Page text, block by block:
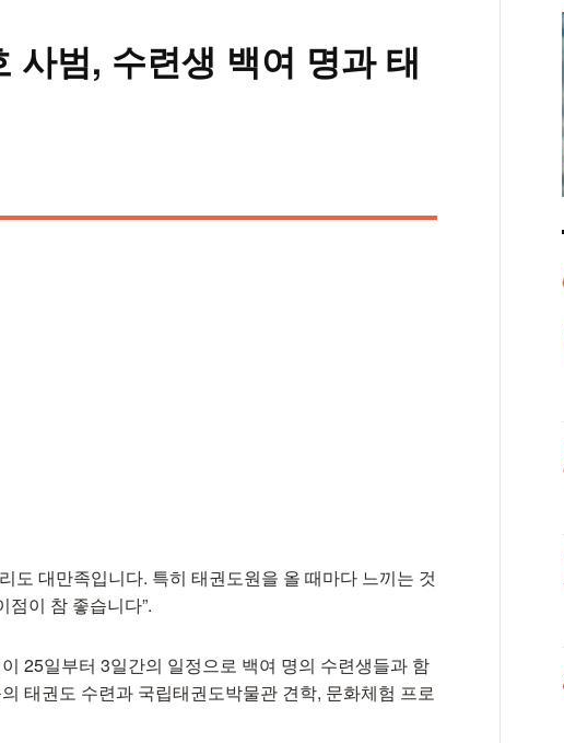
사범, 수련생 백여 명과 태
도 대만족입니다. 특히 태권도원을 올 때마다 느끼는 것
점이 참 좋습니다”.
25일부터 3일간의 일정으로 백여 명의 수련생들과 함
태권도 수련과 국립태권도박물관 견학, 문화체험 프로